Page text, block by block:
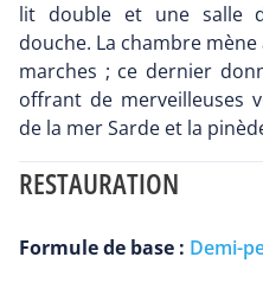
lit double et une salle
douche. La chambre
marches ; ce dernier
offrant de merveilleuses
de la mer Sarde et la
RESTAURATION
Formule de base : Demi-